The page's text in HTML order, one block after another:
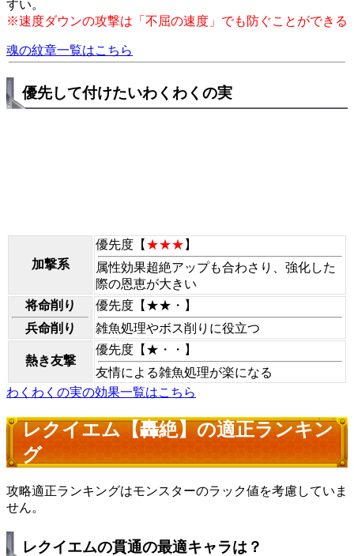
すい。
※速度ダウンの攻撃は「不屈の速度」でも防ぐことができる
魂の紋章一覧はこちら
優先して付けたいわくわくの実
加撃系
優先度【 ★★★ 】
属性効果超絶アップも合わさり、強化した
際の恩恵が大きい
将命削り
兵命削り
優先度【★★・】
雑魚処理やボス削りに役立つ
熱き友撃
優先度【★・・】
友情による雑魚処理が楽になる
わくわくの実の効果一覧はこちら
レクイエム【轟絶】の適正ランキン
グ
攻略適正ランキングはモンスターのラック値を考慮していま
せん。
レクイエムの貫通の最適キャラは？